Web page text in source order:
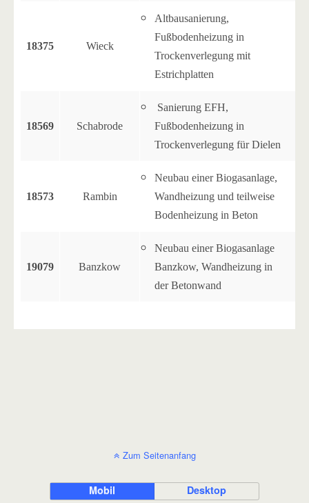
18375 Wieck
Altbausanierung,
Fußbodenheizung in
Trockenverlegung mit
Estrichplatten
18569 Schabrode
Sanierung EFH,
Fußbodenheizung in
Trockenverlegung für Dielen
18573 Rambin
Neubau einer Biogasanlage,
Wandheizung und teilweise
Bodenheizung in Beton
19079 Banzkow
Neubau einer Biogasanlage
Banzkow, Wandheizung in
der Betonwand
Zum Seitenanfang
Mobil Desktop